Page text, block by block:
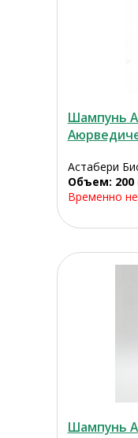
Шампунь
Астабери
Объем: 200
Временно
Шампунь